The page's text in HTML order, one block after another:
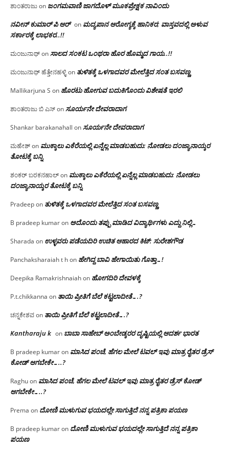
ಶಾಂತರಾಜುon ಜಂಗಮವಾಣಿ ಜಾಗದೊಳ್ ಮೂಕಪ್ರೇಕ್ಷಕ ನಾವಿಂದು
ನವೀನ್ ಕುಮಾರ್ ಪಿ ಆರ್ on ಮದ್ಯಪಾನ ಆರೋಗ್ಯಕ್ಕೆ ಹಾನಿಕರ; ವಾಸ್ತವದಲ್ಲಿ ಅಳುವ
ಸರ್ಕಾರಕ್ಕೆ ಲಾಭಕರ..!!
ಮಂಜುನಾಥ್onಸಾಲದ ಸಂಕಟ ಒಂಥರಾ ಹೊರ ಹೊಮ್ಮದ ಗಾಯ..!!
ಮಂಜುನಾಥ್ ಹೆತ್ತೇನಹಳ್ಳಿon ತುಳಿತಕ್ಕೆ ಒಳಗಾದವರ ಮೇಲೆತ್ತಿದ ಸಂತ ಬಸವಣ್ಣ
Mallikarjuna S on ಹೊರಟು ಹೋಗುವ ಬದುಕಿಗೊಂದು ವಿಶೇಷತೆ ಇರಲಿ
ಶಾಂತರಾಜು ಬಿ ಎಸ್onಸೂರ್ಯನೇ ದೇವರಾದಾಗ
Shankar barakanahall onಸೂರ್ಯನೇ ದೇವರಾದಾಗ
ಮಹೇಶ್on ಮುಕ್ಕಾಲು ಎಕೆರೆಯಲ್ಲಿ ಏನ್ನೆಲ್ಲ‌ ಮಾಡಬಹುದು: ನೋಡಲು ದಂಜ್ಯಾನಾಯ್ಕರ
ತೋಟಕ್ಕೆ ಬನ್ನಿ
ಶಂಕರ್ ಬರಕನಹಾಲ್on ಮುಕ್ಕಾಲು ಎಕೆರೆಯಲ್ಲಿ ಏನ್ನೆಲ್ಲ‌ ಮಾಡಬಹುದು: ನೋಡಲು
ದಂಜ್ಯಾನಾಯ್ಕರ ತೋಟಕ್ಕೆ ಬನ್ನಿ
Pradeepon ತುಳಿತಕ್ಕೆ ಒಳಗಾದವರ ಮೇಲೆತ್ತಿದ ಸಂತ ಬಸವಣ್ಣ
B pradeep kumaron ಅದೊಂದು ತಪ್ಪು ಮಾಡಿದ ವಿದ್ಯಾರ್ಥಿಗಳು ಎದ್ದು ನಿಲ್ಲಿ…
Sharada on ಉಳ್ಳವರು ಪಡೆಯದಿರಿ ಉಚಿತ ಆಹಾರದ ಕಿಟ್: ಸುರೇಶಗೌಡ
Panchaksharaiah t hon ಹೇಗಿದ್ದ ಬಾವಿ ಹೇಗಾಯಿತು ಗೊತ್ತಾ…!
Deepika Ramakrishnaiahon ಹೋಗದಿರಿ ದೇವಳಕ್ಕೆ
P.t.chikkanna on ತಾಯಿ ಪ್ರೀತಿಗೆ ಬೆಲೆ ಕಟ್ಟಲಾದೀತೆ….?
ಚನ್ನಕೇಶವon ತಾಯಿ ಪ್ರೀತಿಗೆ ಬೆಲೆ ಕಟ್ಟಲಾದೀತೆ….?
Kantharaju k on ಬಾಬಾ ಸಾಹೇಬ್ ಅಂಬೇಡ್ಕರರ ದೃಷ್ಟಿಯಲ್ಲಿ ಆದರ್ಶ ಭಾರತ
B pradeep kumaron ಮಾಸಿದ ಪಂಚೆ, ಹೆಗಲ ಮೇಲೆ ಟವಲ್‌ ಇವು ಮಾತ್ರ ರೈತರ ಡ್ರೆಸ್‌
ಕೋಡ್ ಆಗಬೇಕೇ…..?‌
Raghuon ಮಾಸಿದ ಪಂಚೆ, ಹೆಗಲ ಮೇಲೆ ಟವಲ್‌ ಇವು ಮಾತ್ರ ರೈತರ ಡ್ರೆಸ್‌ ಕೋಡ್
ಆಗಬೇಕೇ…..?‌
Prema on ದೋಣಿ ಮುಳುಗುವ ಭಯದಲ್ಲೇ ಸಾಗುತ್ತಿದೆ ನನ್ನ ಪತ್ರಿಕಾ ಪಯಣ
B pradeep kumaron ದೋಣಿ ಮುಳುಗುವ ಭಯದಲ್ಲೇ ಸಾಗುತ್ತಿದೆ ನನ್ನ ಪತ್ರಿಕಾ
ಪಯಣ